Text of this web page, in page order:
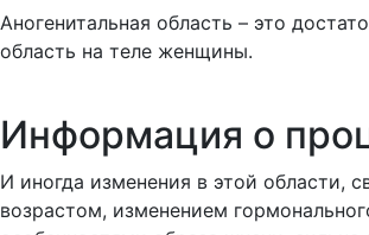
Аногенитальная область – это
область на теле женщины.
Информация о
И иногда изменения в этой области,
возрастом, изменением